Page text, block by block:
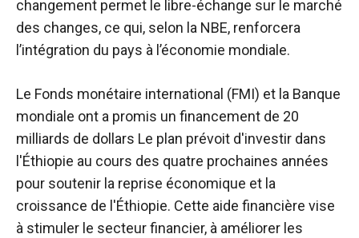
changement permet le libre-échange sur le marché
des changes, ce qui, selon la NBE, renforcera
l’intégration du pays à l’économie mondiale.
Le Fonds monétaire international (FMI) et la Banque
mondiale ont a promis un financement de 20
milliards de dollars Le plan prévoit d'investir dans
l'Éthiopie au cours des quatre prochaines années
pour soutenir la reprise économique et la
croissance de l'Éthiopie. Cette aide financière vise
à stimuler le secteur financier, à améliorer les